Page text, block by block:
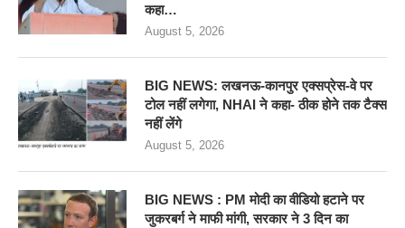
कहा…
August 5, 2026
BIG NEWS: लखनऊ-कानपुर एक्सप्रेस-वे पर
टोल नहीं लगेगा, NHAI ने कहा- ठीक होने तक टैक्स
नहीं लेंगे
August 5, 2026
BIG NEWS : PM मोदी का वीडियो हटाने पर
जुकरबर्ग ने माफी मांगी, सरकार ने 3 दिन का